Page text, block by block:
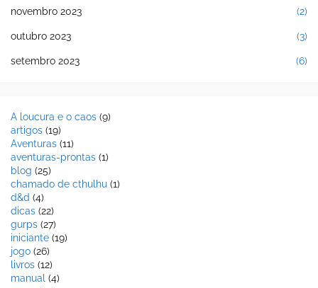
novembro 2023 (2)
outubro 2023 (3)
setembro 2023 (6)
A loucura e o caos (9)
artigos (19)
Aventuras (11)
aventuras-prontas (1)
blog (25)
chamado de cthulhu (1)
d&d (4)
dicas (22)
gurps (27)
iniciante (19)
jogo (26)
livros (12)
manual (4)